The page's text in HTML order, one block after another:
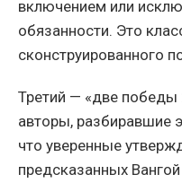
включением или
обязанности. Это
сконструированного
Третий — «две победы
авторы, разбиравшие
что уверенные
предсказанных